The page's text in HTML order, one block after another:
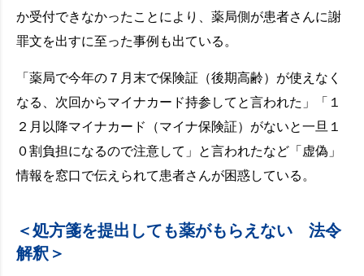
か受付できなかったことにより、薬局側が患者さんに謝
罪文を出すに至った事例も出ている。
「薬局で今年の７月末で保険証（後期高齢）が使えなく
なる、次回からマイナカード持参してと言われた」「１
２月以降マイナカード（マイナ保険証）がないと一旦１
０割負担になるので注意して」と言われたなど「虚偽」
情報を窓口で伝えられて患者さんが困惑している。
＜処方箋を提出しても薬がもらえない 法令
解釈＞